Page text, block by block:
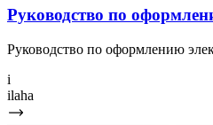
Руководство по
Руководство по оформлению
i
ilaha